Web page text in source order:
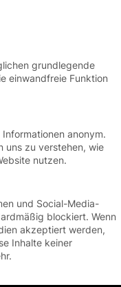
grundlegende
einwandfreie Funktion
anonym.
uns zu verstehen, wie
nutzen.
und Social-Media-
blockiert. Wenn
akzeptiert werden,
Inhalte keiner